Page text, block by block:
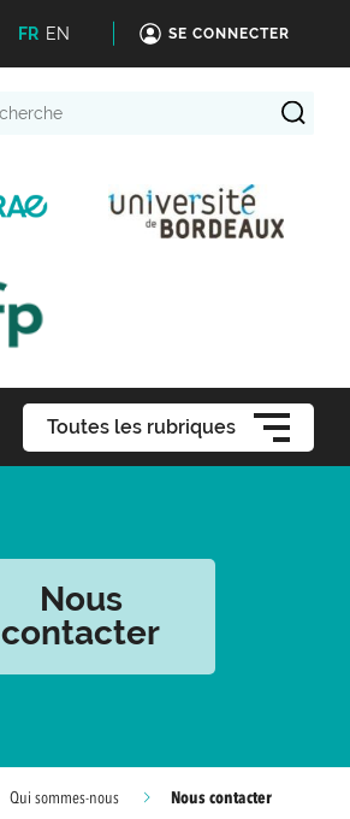
FR EN SE CONNECTER
Toutes les rubriques
Nous
contacter
Qui sommes-nous Nous contacter